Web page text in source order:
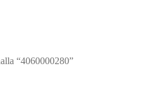
“4060000280”